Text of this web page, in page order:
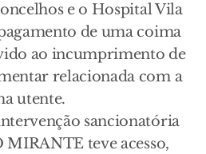
e o Hospital Vila
de uma coima
ao incumprimento de
relacionada com a
utente.
sancionatória
MIRANTE teve acesso,